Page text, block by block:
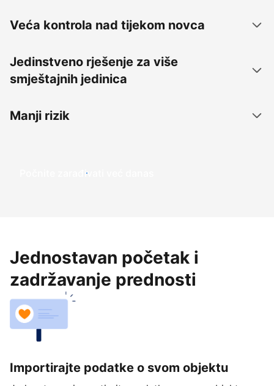
Veća kontrola nad tijekom novca
Jedinstveno rješenje za više
smještajnih jedinica
Manji rizik
Počnite zarađivati već ​​danas
Jednostavan početak i
zadržavanje prednosti
Importirajte podatke o svom objektu